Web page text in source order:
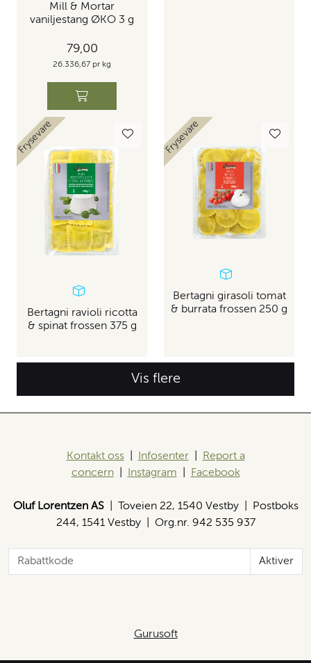
Mill & Mortar
vaniljestang ØKO 3 g
79,00
26.336,67 pr kg
Bedrift
Skaffevare
Frysevare
Bertagni ravioli ricotta
& spinat frossen 375 g
Bedrift
Skaffevare
Frysevare
Bertagni girasoli tomat
& burrata frossen 250 g
Vis flere
Kontakt oss| Infosenter| Report a
concern| Instagram Facebook
Oluf Lorentzen AS| Toveien 22, 1540 Vestby | Postboks
244, 1541 Vestby | Org.nr. 942 535 937
Aktiver
Gurusoft